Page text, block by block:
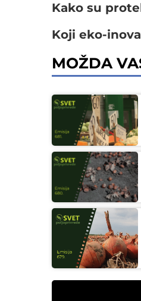
Kako su
Koji eko-
MOŽDA